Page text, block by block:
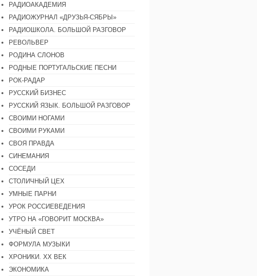
РАДИОАКАДЕМИЯ
РАДИОЖУРНАЛ «ДРУЗЬЯ-СЯБРЫ»
РАДИОШКОЛА. БОЛЬШОЙ РАЗГОВОР
РЕВОЛЬВЕР
РОДИНА СЛОНОВ
РОДНЫЕ ПОРТУГАЛЬСКИЕ ПЕСНИ
РОК-РАДАР
РУССКИЙ БИЗНЕС
РУССКИЙ ЯЗЫК. БОЛЬШОЙ РАЗГОВОР
СВОИМИ НОГАМИ
СВОИМИ РУКАМИ
СВОЯ ПРАВДА
СИНЕМАНИЯ
СОСЕДИ
СТОЛИЧНЫЙ ЦЕХ
УМНЫЕ ПАРНИ
УРОК РОССИЕВЕДЕНИЯ
УТРО НА «ГОВОРИТ МОСКВА»
УЧЁНЫЙ СВЕТ
ФОРМУЛА МУЗЫКИ
ХРОНИКИ. ХХ ВЕК
ЭКОНОМИКА